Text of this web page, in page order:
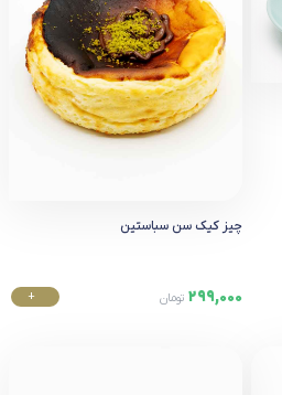
چیز کیک سن سباستین
299,000 تومان
+